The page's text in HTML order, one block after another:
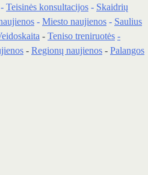
- Teisinės konsultacijos - Skaidrių
- Miesto naujienos - Saulius
- Teniso treniruotės -
- Regionų naujienos - Palangos